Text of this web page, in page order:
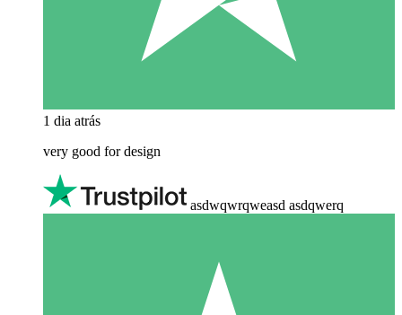
1 dia atrás
very good for design
asdwqwrqweasd asdqwerq